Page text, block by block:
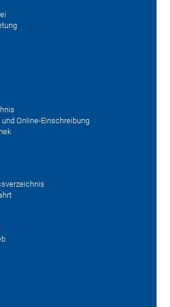
Online-Einschreibung